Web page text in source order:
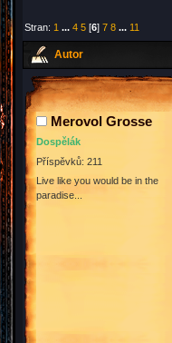
Stran: 1 ...4 5 [6]7 8 ... 11
Autor
Merovol Grosse
Dospělák
Příspěvků: 211
Live like you would be in the
paradise...